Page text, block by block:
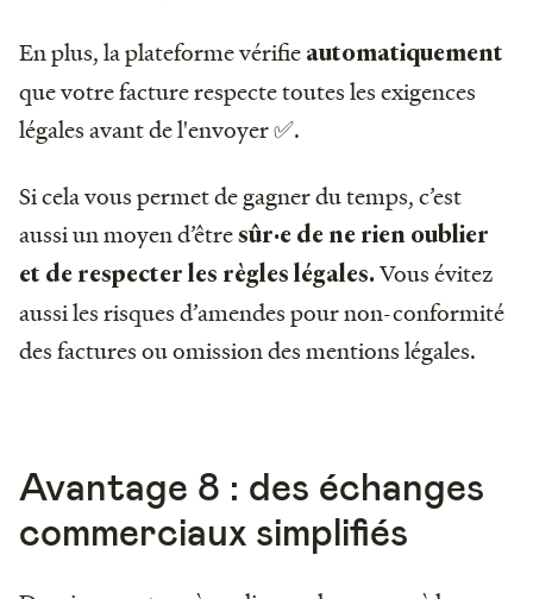
En plus, la plateforme vérifie automatiquement
que votre facture respecte toutes les exigences
légales avant de l'envoyer ✅.
Si cela vous permet de gagner du temps, c’est
aussi un moyen d’êtresûr·e de ne rien oublier
et de respecter les règles légales.Vous évitez
aussi les risques d’amendes pour non-conformité
des factures ou omission des mentions légales.
Avantage 8 : des échanges
commerciaux simplifiés